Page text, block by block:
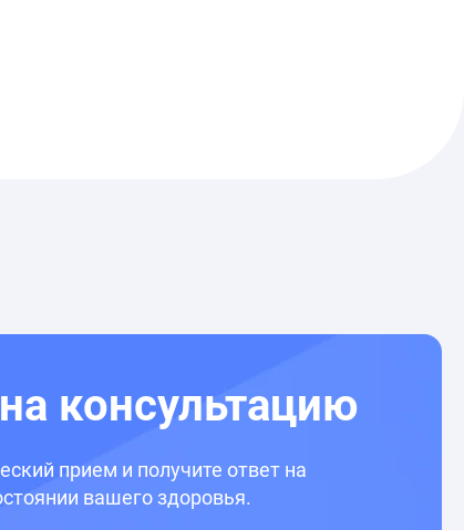
консультацию
прием и получите ответ на
вашего здоровья.